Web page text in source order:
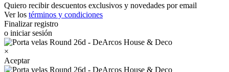
Quiero recibir descuentos exclusivos y novedades por email
Ver los términos y condiciones
Finalizar registro
o iniciar sesión
×
Aceptar